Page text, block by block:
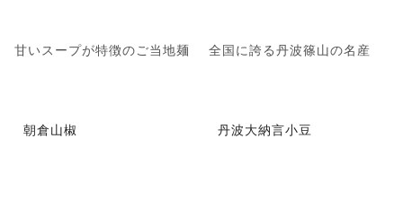
甘いスープが特徴のご当地麺 全国に誇る丹波篠山の名産
朝倉山椒 丹波大納言小豆